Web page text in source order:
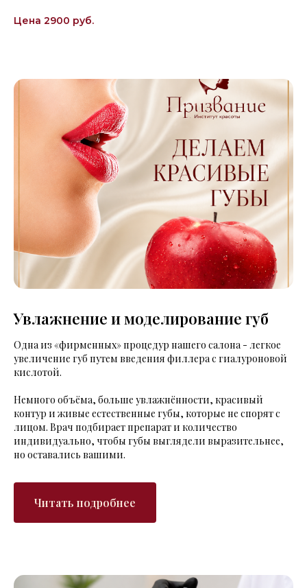
Цена 2900 руб.
Увлажнение и моделирование губ
Одна из «фирменных» процедур нашего салона - легкое
увеличение губ путем введения филлера с гиалуроновой
кислотой.
Немного объёма, больше увлажнённости, красивый
контур и живые естественные губы, которые не спорят с
лицом. Врач подбирает препарат и количество
индивидуально, чтобы губы выглядели выразительнее,
но оставались вашими.
Читать подробнее